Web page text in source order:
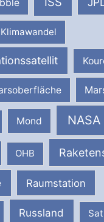
Klimawandel
Mond NASA
OHB
Raumstation
Russland